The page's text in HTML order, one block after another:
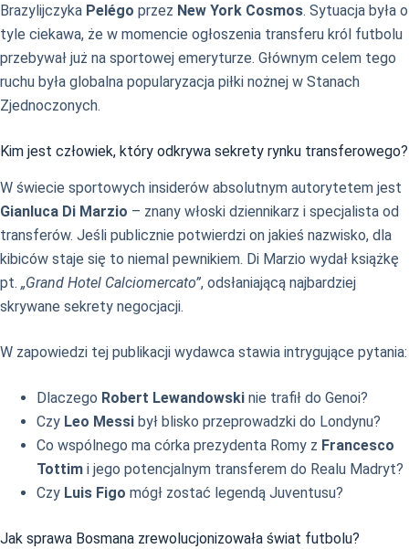
Brazylijczyka Pelégo przez New York Cosmos. Sytuacja była o
tyle ciekawa, że w momencie ogłoszenia transferu król futbolu
przebywał już na sportowej emeryturze. Głównym celem tego
ruchu była globalna popularyzacja piłki nożnej w Stanach
Zjednoczonych.
Kim jest człowiek, który odkrywa sekrety rynku transferowego?
W świecie sportowych insiderów absolutnym autorytetem jest
Gianluca Di Marzio – znany włoski dziennikarz i specjalista od
transferów. Jeśli publicznie potwierdzi on jakieś nazwisko, dla
kibiców staje się to niemal pewnikiem. Di Marzio wydał książkę
pt. „Grand Hotel Calciomercato”, odsłaniającą najbardziej
skrywane sekrety negocjacji.
W zapowiedzi tej publikacji wydawca stawia intrygujące pytania:
Dlaczego Robert Lewandowski nie trafił do Genoi?
Czy Leo Messi był blisko przeprowadzki do Londynu?
Co wspólnego ma córka prezydenta Romy z Francesco
Tottim i jego potencjalnym transferem do Realu Madryt?
Czy Luis Figo mógł zostać legendą Juventusu?
Jak sprawa Bosmana zrewolucjonizowała świat futbolu?